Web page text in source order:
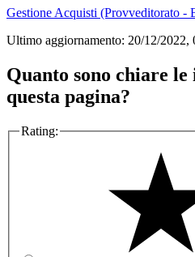
Gestione Acquisti (Provveditorato -
Ultimo aggiornamento: 20/12/2022,
Quanto sono chiare
questa pagina?
Rating: